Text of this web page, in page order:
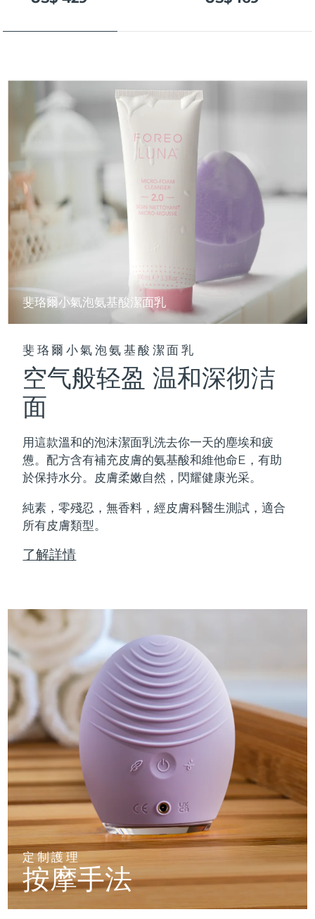
斐珞爾小氣泡氨基酸潔面乳
斐珞爾小氣泡氨基酸潔面乳
空气般轻盈 温和深彻洁
面
用這款溫和的泡沫潔面乳洗去你一天的塵埃和疲
憊。配方含有補充皮膚的氨基酸和維他命E，有助
於保持水分。皮膚柔嫩自然，閃耀健康光采。
純素，零殘忍，無香料，經皮膚科醫生測試，適合
所有皮膚類型。
了解詳情
定制護理
按摩手法